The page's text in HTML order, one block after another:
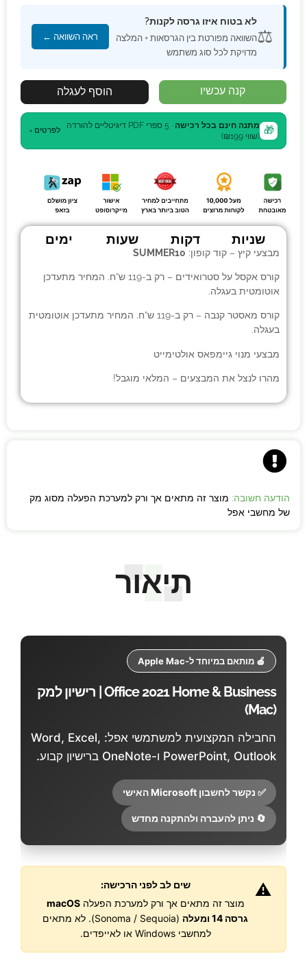
⚖️
לא בטוח איזו גרסה לקנות?
השוואה מפורטת בין הגרסאות + המלצה
מדויקת לכל סוג משתמש
ראה השוואה ←
קנה עכשיו הוסף לעגלה
🎁 מתנה חינם בכל רכישה
· 5 ספרי PDF דיגיטליים להורדה
(שווי ₪199)
לפרטים ›
ימים שעות דקות שניות
מבצעי קיץ – קוד קופון: SUMMER10
קורס אקסל על סטרואידים
– רק ב-119 ש”ח. המחיר מתעדכן
אוטומטית בעגלה.
קורס מאסטר קנבה
– רק ב-119 ש”ח. המחיר מתעדכן אוטומטית
בעגלה.
מבצעי מנוי גיימפאס אולטימייט
מהרו לנצל את המבצעים – המלאי מוגבל!
הודעה חשובה: מוצר זה מתאים אך ורק למערכת הפעלה מסוג מק
של מחשבי אפל
תיאור
🍎 מותאם במיוחד ל-Apple Mac
Office 2021 Home & Business | רישיון למק
(Mac)
החבילה המקצועית למשתמשי אפל: Word, Excel,
PowerPoint, Outlook ו-OneNote ברישיון קבוע.
✅ נקשר לחשבון Microsoft האישי
🔄 ניתן להעברה ולהתקנה מחדש
⚠️
שים לב לפני הרכישה:
מוצר זה מתאים אך ורק למערכת הפעלהmacOS
גרסה 14 ומעלה
(Sonoma / Sequoia). לא מתאים
למחשבי Windows או לאייפדים.